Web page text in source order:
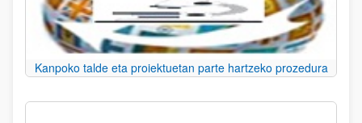
Kanpoko talde eta proiektuetan parte hartzeko prozedura